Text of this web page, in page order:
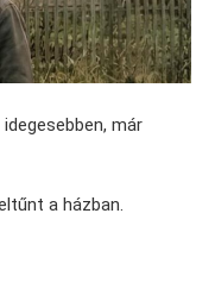
már
a házban.